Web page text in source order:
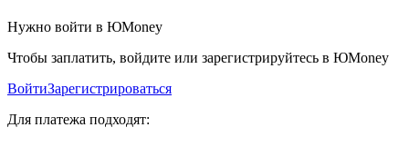
Нужно войти в ЮMoney
Чтобы заплатить, войдите или зарегистрируйтесь в ЮMoney
ВойтиЗарегистрироваться
Для платежа подходят: